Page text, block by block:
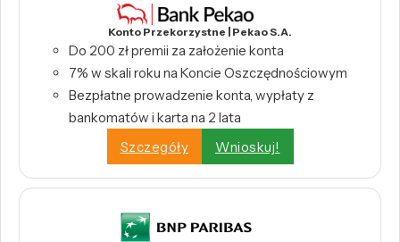
Konto Przekorzystne | Pekao S.A.
Do 200 zł premii za założenie konta
7% w skali roku na Koncie Oszczędnościowym
Bezpłatne prowadzenie konta, wypłaty z
bankomatów i karta na 2 lata
Szczegóły
Wnioskuj!